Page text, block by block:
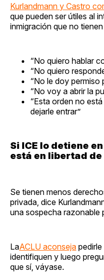
Kurlandmann y Castro
que pueden ser útiles al
inmigración que no
“No quiero hablar
“No quiero
“No le doy permiso
“No voy a abrir la
“Esta orden no
dejarle entrar”
Si ICE lo detiene
está en libertad
Se tienen menos
privada, dice
una sospecha razonable
LaACLU aconseja
identifiquen y luego
que sí, váyase.